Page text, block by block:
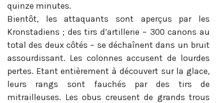
quinze minutes.
Bientôt, les attaquants sont aperçus par les
Kronstadiens ; des tirs d’artillerie – 300 canons au
total des deux côtés – se déchaînent dans un bruit
assourdissant. Les colonnes accusent de lourdes
pertes. Etant entièrement à découvert sur la glace,
leurs rangs sont fauchés par des tirs de
mitrailleuses. Les obus creusent de grands trous